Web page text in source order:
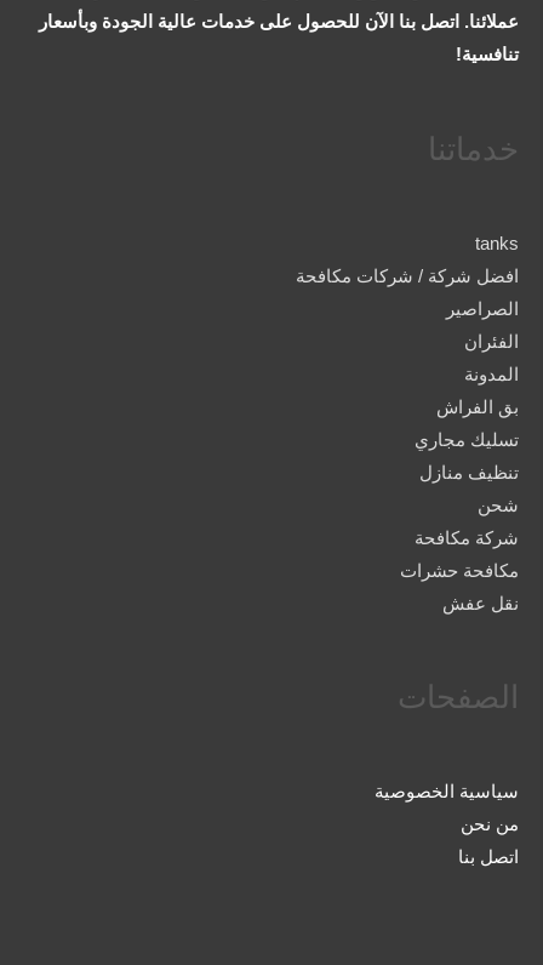
عملائنا. اتصل بنا الآن للحصول على خدمات عالية الجودة وبأسعار
تنافسية!
خدماتنا
tanks
افضل شركة / شركات مكافحة
الصراصير
الفئران
المدونة
بق الفراش
تسليك مجاري
تنظيف منازل
شحن
شركة مكافحة
مكافحة حشرات
نقل عفش
الصفحات
سياسية الخصوصية
من نحن
اتصل بنا